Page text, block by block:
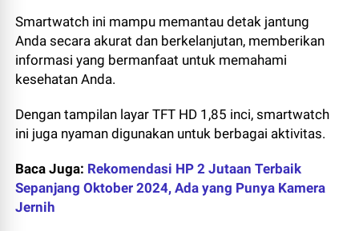
Smartwatch ini mampu memantau detak jantung
Anda secara akurat dan berkelanjutan, memberikan
informasi yang bermanfaat untuk memahami
kesehatan Anda.
Dengan tampilan layar TFT HD 1,85 inci, smartwatch
ini juga nyaman digunakan untuk berbagai aktivitas.
Baca Juga: Rekomendasi HP 2 Jutaan Terbaik
Sepanjang Oktober 2024, Ada yang Punya Kamera
Jernih